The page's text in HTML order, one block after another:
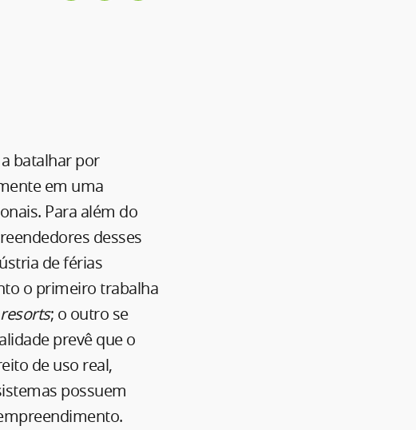
batalhar por
em uma
Para além do
desses
de férias
o primeiro trabalha
resorts; o outro se
prevê que o
de uso real,
possuem